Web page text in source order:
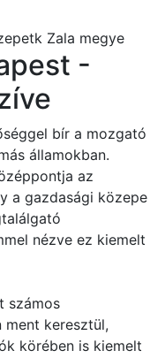
Zala megye
-
bír a mozgató
államokban.
az
a gazdasági közepe
nézve ez kiemelt
számos
ment keresztül,
körében is kiemelt